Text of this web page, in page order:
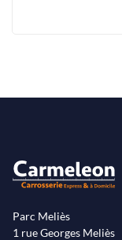
Parc Meliès
1 rue Georges Meliès